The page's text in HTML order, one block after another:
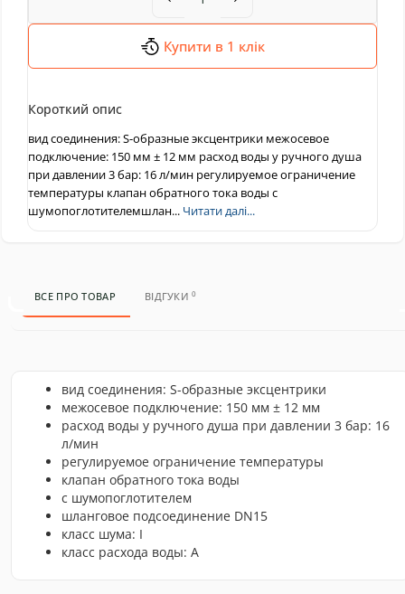
Купити в 1 клік
Короткий опис
вид соединения: S-образные эксцентрики межосевое
подключение: 150 мм ± 12 мм расход воды у ручного душа
при давлении 3 бар: 16 л/мин регулируемое ограничение
температуры клапан обратного тока воды с
шумопоглотителемшлан... Читати далі...
ВСЕ ПРО ТОВАР ВІДГУКИ0
вид соединения: S-образные эксцентрики
межосевое подключение: 150 мм ± 12 мм
расход воды у ручного душа при давлении 3 бар: 16
л/мин
регулируемое ограничение температуры
клапан обратного тока воды
с шумопоглотителем
шланговое подсоединение DN15
класс шума: I
класс расхода воды: А